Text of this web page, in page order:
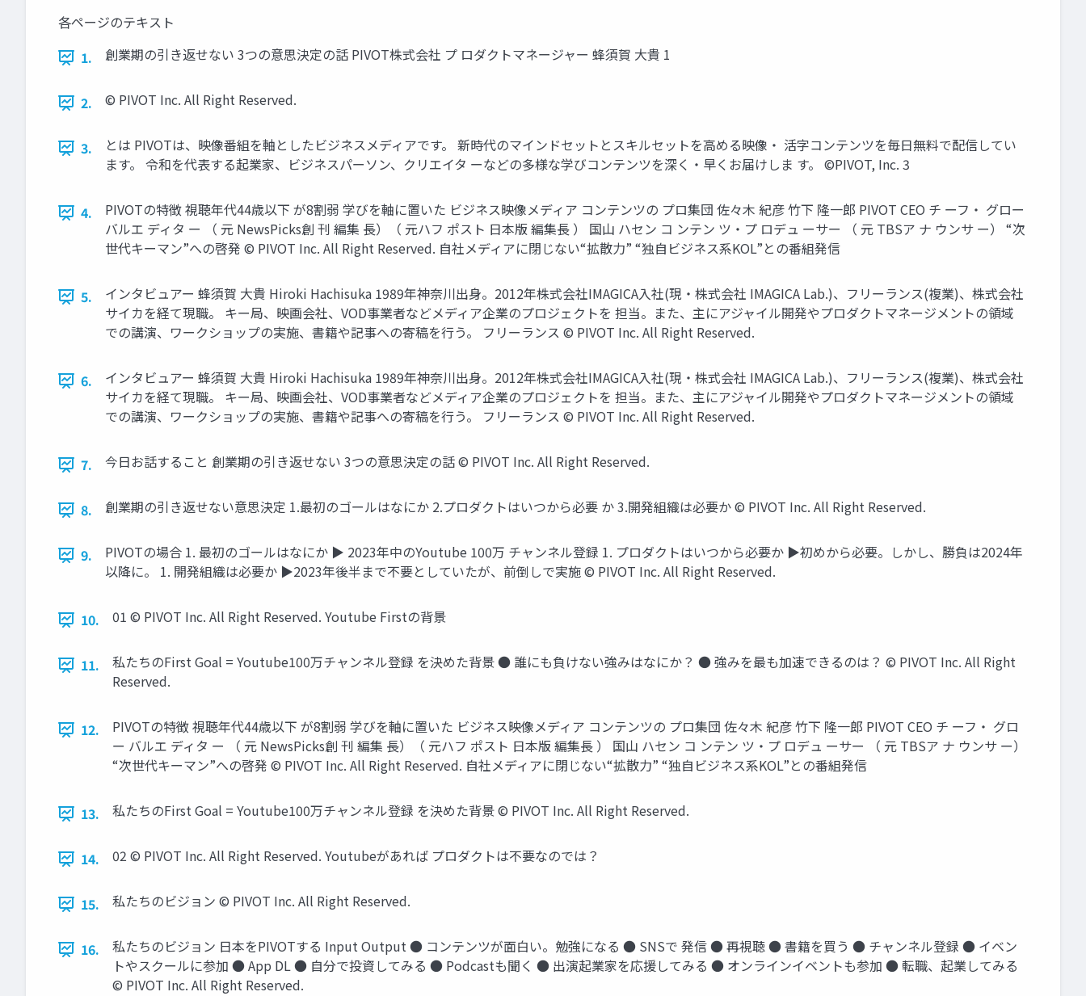
各ページのテキスト
1.
創業期の引き返せない 3つの意思決定の話 PIVOT株式会社 プ ロダクトマネージャー 蜂須賀 大貴 1
2. ©︎ PIVOT Inc. All Right Reserved.
3.
とは PIVOTは、映像番組を軸としたビジネスメディアです。 新時代のマインドセットとスキルセットを高める映像・ 活字コンテンツを毎日無料で配信してい
ます。 令和を代表する起業家、ビジネスパーソン、クリエイタ ーなどの多様な学びコンテンツを深く・早くお届けしま す。 ©PIVOT, Inc. 3
4.
PIVOTの特徴 視聴年代44歳以下 が8割弱 学びを軸に置いた ビジネス映像メディア コンテンツの プロ集団 佐々木 紀彦 竹下 隆一郎 PIVOT CEO チ ーフ・ グロー
バルエ ディタ ー （ 元 NewsPicks創 刊 編集 長）（ 元ハフ ポスト 日本版 編集長 ） 国山 ハセン コ ンテン ツ・プ ロデュ ーサー （ 元 TBSア ナ ウンサ ー） “次
世代キーマン”への啓発 ©︎ PIVOT Inc. All Right Reserved. 自社メディアに閉じない“拡散力” “独自ビジネス系KOL”との番組発信
5.
インタビュアー 蜂須賀 大貴 Hiroki Hachisuka 1989年神奈川出身。2012年株式会社IMAGICA入社(現・株式会社 IMAGICA Lab.)、フリーランス(複業)、株式会社
サイカを経て現職。 キー局、映画会社、VOD事業者などメディア企業のプロジェクトを 担当。また、主にアジャイル開発やプロダクトマネージメントの領域
での講演、ワークショップの実施、書籍や記事への寄稿を行う。 フリーランス ©︎ PIVOT Inc. All Right Reserved.
6.
インタビュアー 蜂須賀 大貴 Hiroki Hachisuka 1989年神奈川出身。2012年株式会社IMAGICA入社(現・株式会社 IMAGICA Lab.)、フリーランス(複業)、株式会社
サイカを経て現職。 キー局、映画会社、VOD事業者などメディア企業のプロジェクトを 担当。また、主にアジャイル開発やプロダクトマネージメントの領域
での講演、ワークショップの実施、書籍や記事への寄稿を行う。 フリーランス ©︎ PIVOT Inc. All Right Reserved.
7. 今日お話すること 創業期の引き返せない 3つの意思決定の話 ©︎ PIVOT Inc. All Right Reserved.
8. 創業期の引き返せない意思決定 1.最初のゴールはなにか 2.プロダクトはいつから必要 か 3.開発組織は必要か ©︎ PIVOT Inc. All Right Reserved.
9.
PIVOTの場合 1. 最初のゴールはなにか ▶ 2023年中のYoutube 100万 チャンネル登録 1. プロダクトはいつから必要か ▶初めから必要。しかし、勝負は2024年
以降に。 1. 開発組織は必要か ▶2023年後半まで不要としていたが、前倒しで実施 ©︎ PIVOT Inc. All Right Reserved.
10. 01 ©︎ PIVOT Inc. All Right Reserved. Youtube Firstの背景
11.
私たちのFirst Goal = Youtube100万チャンネル登録 を決めた背景 ● 誰にも負けない強みはなにか？ ● 強みを最も加速できるのは？ ©︎ PIVOT Inc. All Right
Reserved.
12.
PIVOTの特徴 視聴年代44歳以下 が8割弱 学びを軸に置いた ビジネス映像メディア コンテンツの プロ集団 佐々木 紀彦 竹下 隆一郎 PIVOT CEO チ ーフ・ グロ
ー バルエ ディタ ー （ 元 NewsPicks創 刊 編集 長）（ 元ハフ ポスト 日本版 編集長 ） 国山 ハセン コ ンテン ツ・プ ロデュ ーサー （ 元 TBSア ナ ウンサ ー）
“次世代キーマン”への啓発 ©︎ PIVOT Inc. All Right Reserved. 自社メディアに閉じない“拡散力” “独自ビジネス系KOL”との番組発信
13. 私たちのFirst Goal = Youtube100万チャンネル登録 を決めた背景 ©︎ PIVOT Inc. All Right Reserved.
14. 02 ©︎ PIVOT Inc. All Right Reserved. Youtubeがあれば プロダクトは不要なのでは？
15. 私たちのビジョン ©︎ PIVOT Inc. All Right Reserved.
16.
私たちのビジョン 日本をPIVOTする Input Output ● コンテンツが面白い。勉強になる ● SNSで 発信 ● 再視聴 ● 書籍を買う ● チャンネル登録 ● イベン
トやスクールに参加 ● App DL ● 自分で投資してみる ● Podcastも聞く ● 出演起業家を応援してみる ● オンラインイベントも参加 ● 転職、起業してみる
©︎ PIVOT Inc. All Right Reserved.